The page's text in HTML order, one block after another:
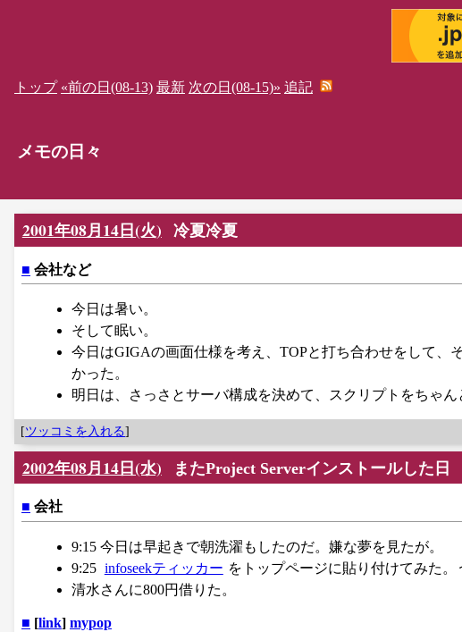
トップ «前の日(08-13) 最新 次の日(08-15)» 追記
メモの日々
2001年08月14日(火) 冷夏冷夏
■ 会社など
今日は暑い。
そして眠い。
今日はGIGAの画面仕様を考え、TOPと打ち合わせをして、
かった。
明日は、さっさとサーバ構成を決めて、スクリプトをちゃ
[ツッコミを入れる]
2002年08月14日(水) またProject Serverインストールした日
■ 会社
9:15 今日は早起きで朝洗濯もしたのだ。嫌な夢を見たが。
9:25 infoseekティッカー をトップページに貼り付けてみた。
清水さんに800円借りた。
■ [link] mypop